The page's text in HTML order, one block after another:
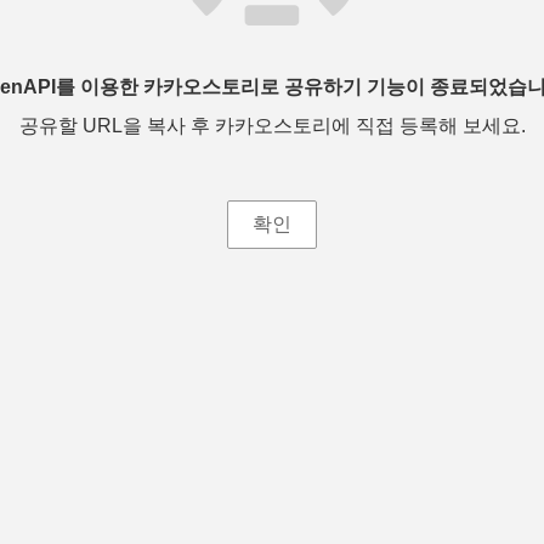
를 이용한 카카오스토리로 공유하기 기능이 종료되었습
공유할 URL을 복사 후 카카오스토리에 직접 등록해 보세요.
확인